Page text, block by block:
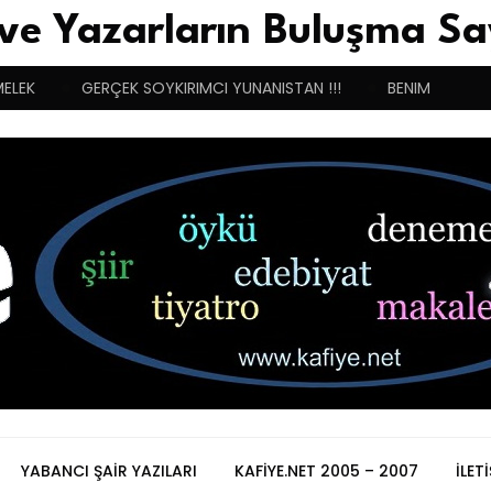
Yazarların Buluşma
GERÇEK SOYKIRIMCI YUNANISTAN !!! BENIM
YABANCI ŞAIR YAZILARI KAFIYE.NET 2005 – 2007